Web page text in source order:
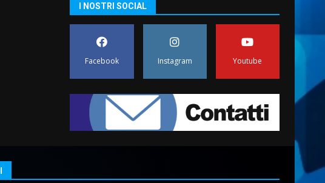
Pesce Spada: appuntamento
a sabato 8 agosto
5 Agosto 2026 06:10
pronta a tornare in Consiglio
comunale
6 Agosto 2026 08:00
I NOSTRI SOCIAL
Facebook Instagram Youtube